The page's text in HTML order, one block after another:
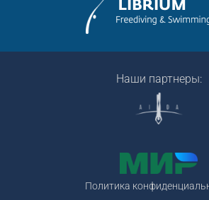
Наши партнеры:
Политика